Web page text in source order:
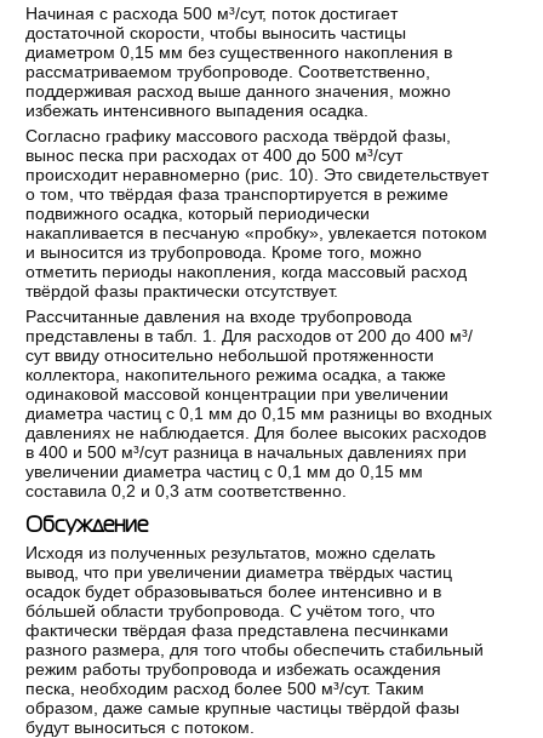
Начиная с расхода 500 м³/сут, поток достигает
достаточной скорости, чтобы выносить частицы
диаметром 0,15 мм без существенного накопления в
рассматриваемом трубопроводе. Соответственно,
поддерживая расход выше данного значения, можно
избежать интенсивного выпадения осадка.
Согласно графику массового расхода твёрдой фазы,
вынос песка при расходах от 400 до 500 м³/сут
происходит неравномерно (рис. 10). Это свидетельствует
о том, что твёрдая фаза транспортируется в режиме
подвижного осадка, который периодически
накапливается в песчаную «пробку», увлекается потоком
и выносится из трубопровода. Кроме того, можно
отметить периоды накопления, когда массовый расход
твёрдой фазы практически отсутствует.
Рассчитанные давления на входе трубопровода
представлены в табл. 1. Для расходов от 200 до 400 м³/
сут ввиду относительно небольшой протяженности
коллектора, накопительного режима осадка, а также
одинаковой массовой концентрации при увеличении
диаметра частиц с 0,1 мм до 0,15 мм разницы во входных
давлениях не наблюдается. Для более высоких расходов
в 400 и 500 м³/сут разница в начальных давлениях при
увеличении диаметра частиц с 0,1 мм до 0,15 мм
составила 0,2 и 0,3 атм соответственно.
Обсуждение
Исходя из полученных результатов, можно сделать
вывод, что при увеличении диаметра твёрдых частиц
осадок будет образовываться более интенсивно и в
бóльшей области трубопровода. С учётом того, что
фактически твёрдая фаза представлена песчинками
разного размера, для того чтобы обеспечить стабильный
режим работы трубопровода и избежать осаждения
песка, необходим расход более 500 м³/сут. Таким
образом, даже самые крупные частицы твёрдой фазы
будут выноситься с потоком.